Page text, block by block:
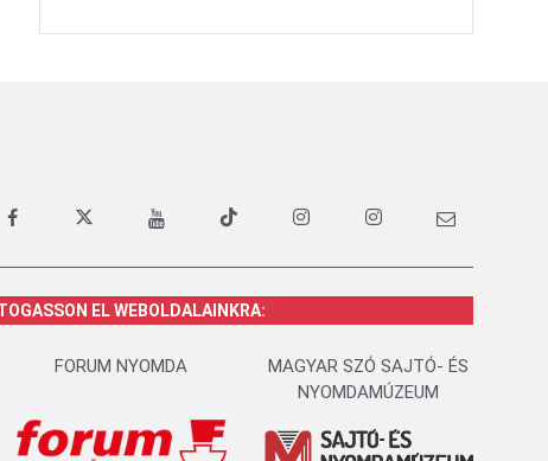
EL WEBOLDALAINKRA:
FORUM NYOMDA
MAGYAR SZÓ SAJTÓ- ÉS
NYOMDAMÚZEUM